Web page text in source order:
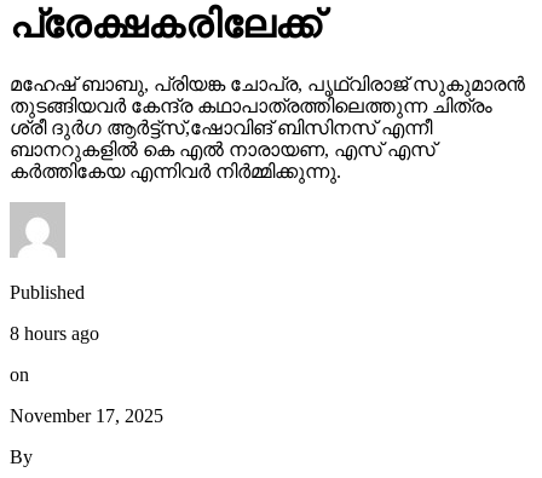
പ്രേക്ഷകരിലേക്ക്
മഹേഷ് ബാബു, പ്രിയങ്ക ചോപ്ര, പൃഥ്വിരാജ് സുകുമാരൻ
തുടങ്ങിയവർ കേന്ദ്ര കഥാപാത്രത്തിലെത്തുന്ന ചിത്രം
ശ്രീ ദുർഗ ആർട്ട്സ്,ഷോവിങ് ബിസിനസ് എന്നീ
ബാനറുകളിൽ കെ എൽ നാരായണ, എസ് എസ്
കർത്തികേയ എന്നിവർ നിർമ്മിക്കുന്നു.
Published
8 hours ago
on
November 17, 2025
By